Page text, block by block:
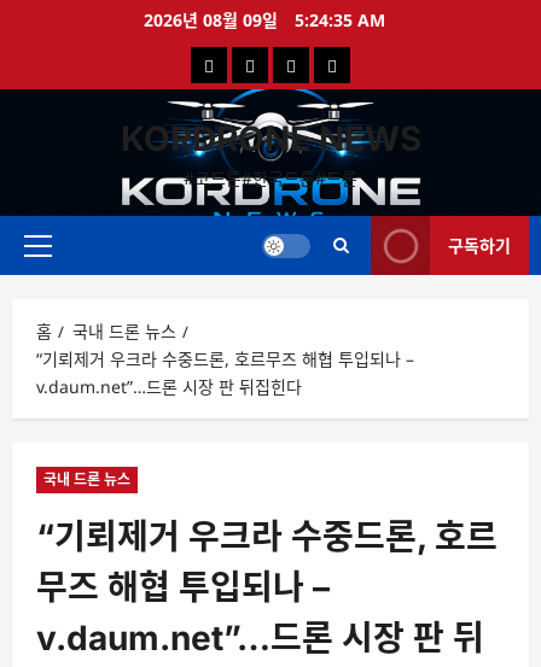
로
2026년 08월 09일 5:24:35 AM
국
내
드
론
뉴
해
외
드
론
뉴
드
영
상
드
론
특
가
KORDRONE NEWS
#코드론#한국드론#드론
주
구독하기
홈
국내 드론 뉴스
“기뢰제거 우크라 수중드론, 호르무즈 해협 투입되나 –
v.daum.net”…드론 시장 판 뒤집힌다
국내 드론 뉴스
“기뢰제거 우크라 수중드론, 호르
무즈 해협 투입되나 –
v.daum.net”…드론 시장 판 뒤